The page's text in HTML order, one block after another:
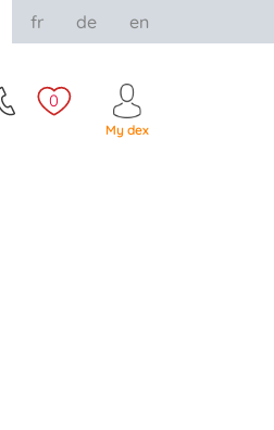
0
My dex
fr de en